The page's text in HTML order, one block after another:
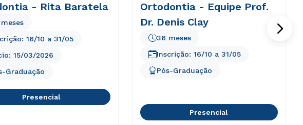
- Rita Baratela
15/03/2026
Graduação
16/10 a 31/05
Presencial
Ortodontia - Equipe Prof.
Dr. Denis Clay
36 meses
Pós-Graduação
Inscrição: 16/10 a 31/05
Presencial